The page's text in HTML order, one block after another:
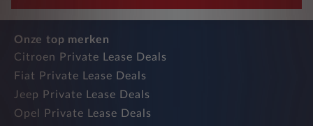
Onze top merken
Citroen Private Lease Deals
Fiat Private Lease Deals
Jeep Private Lease Deals
Opel Private Lease Deals